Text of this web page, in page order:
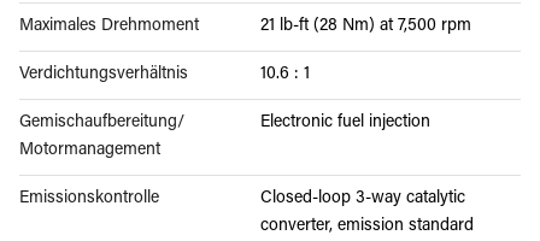
Maximales Drehmoment 21 lb-ft (28 Nm) at 7,500 rpm
Verdichtungsverhältnis 10.6 : 1
Gemischaufbereitung/
Motormanagement
Electronic fuel injection
Emissionskontrolle
Closed-loop 3-way catalytic
converter, emission standard